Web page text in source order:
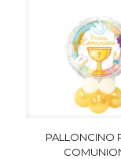
PALLONCINO